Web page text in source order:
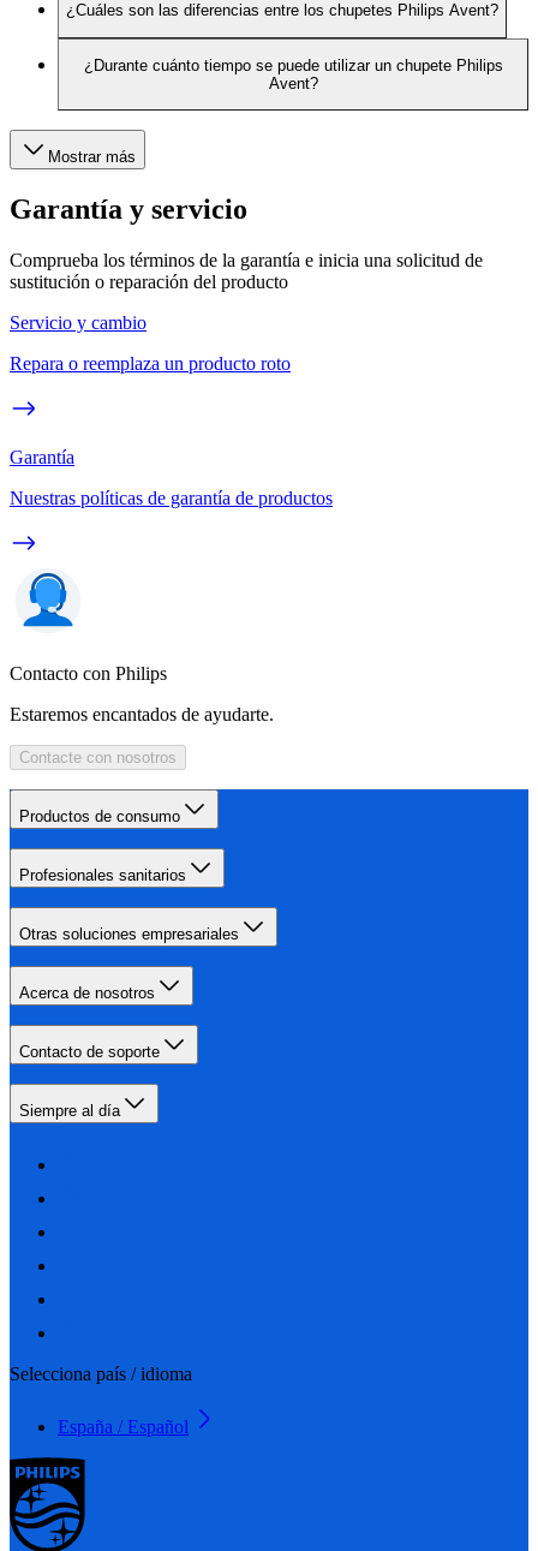
¿Cuáles son las diferencias entre los chupetes Philips Avent?
¿Durante cuánto tiempo se puede utilizar un chupete Philips
Avent?
Mostrar más
Garantía y servicio
Comprueba los términos de la garantía e inicia una solicitud de
sustitución o reparación del producto
Servicio y cambio
Repara o reemplaza un producto roto
Garantía
Nuestras políticas de garantía de productos
Contacto con Philips
Estaremos encantados de ayudarte.
Contacte con nosotros
Productos de consumo
Profesionales sanitarios
Otras soluciones empresariales
Acerca de nosotros
Contacto de soporte
Siempre al día
Selecciona país / idioma
España / Español